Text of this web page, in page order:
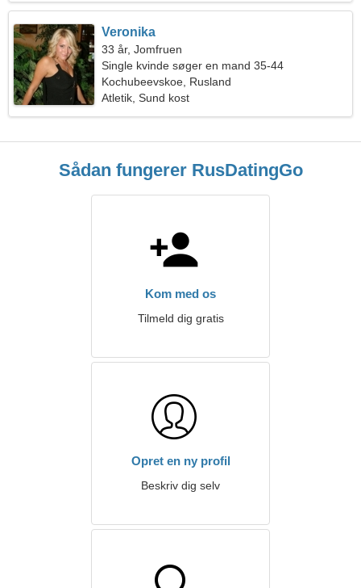
Veronika
33 år, Jomfruen
Single kvinde søger en mand 35-44
Kochubeevskoe, Rusland
Atletik, Sund kost
Sådan fungerer RusDatingGo
Kom med os
Tilmeld dig gratis
Opret en ny profil
Beskriv dig selv